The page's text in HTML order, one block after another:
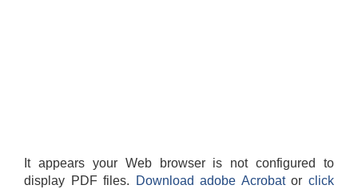
It appears your Web browser is not configured to
display PDF files.
Download adobe Acrobatorclick